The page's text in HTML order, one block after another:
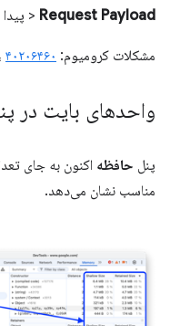
> Request Payload
مشکلات کرومیوم: ۴۰۲۰۶۴۶۰ ،
واحدهای بایت در
پنل حافظه اکنون به جای
مناسب نشان می‌دهد.